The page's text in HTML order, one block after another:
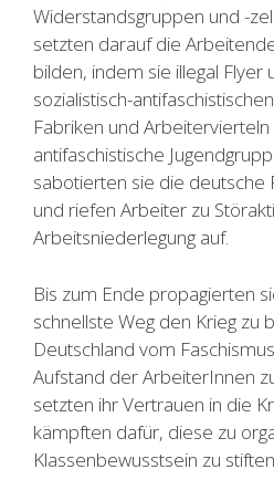
Widerstandsgruppen und -
setzten darauf die
bilden, indem sie illegal Flyer
sozialistisch-
Fabriken und
antifaschistische
sabotierten sie die deutsche
und riefen Arbeiter zu
Arbeitsniederlegung auf.
Bis zum Ende propagierten
schnellste Weg den Krieg zu
Deutschland vom
Aufstand der ArbeiterInnen
setzten ihr Vertrauen in die
kämpften dafür, diese zu
Klassenbewusstsein zu